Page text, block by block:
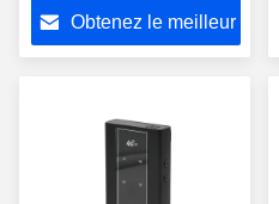
Obtenez le meilleur